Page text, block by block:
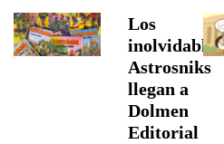
Los
inolvidables
Astrosniks
llegan a
Dolmen
Editorial